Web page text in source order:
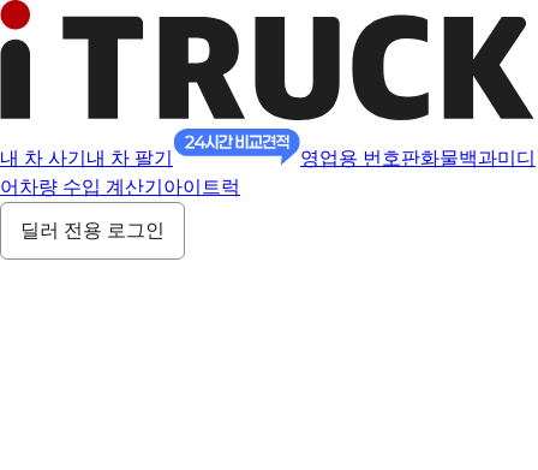
내 차 사기 내 차 팔기 영업용 번호판화물백과미디
어 차량 수입 계산기 아이트럭
딜러 전용 로그인